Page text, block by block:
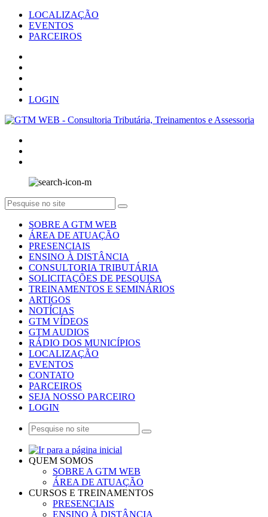
LOCALIZAÇÃO
EVENTOS
PARCEIROS
LOGIN
SOBRE A GTM WEB
ÁREA DE ATUAÇÃO
PRESENCIAIS
ENSINO À DISTÂNCIA
CONSULTORIA TRIBUTÁRIA
SOLICITAÇÕES DE PESQUISA
TREINAMENTOS E SEMINÁRIOS
ARTIGOS
NOTÍCIAS
GTM VÍDEOS
GTM AUDIOS
RÁDIO DOS MUNICÍPIOS
LOCALIZAÇÃO
EVENTOS
CONTATO
PARCEIROS
SEJA NOSSO PARCEIRO
LOGIN
QUEM SOMOS
SOBRE A GTM WEB
ÁREA DE ATUAÇÃO
CURSOS E TREINAMENTOS
PRESENCIAIS
ENSINO À DISTÂNCIA